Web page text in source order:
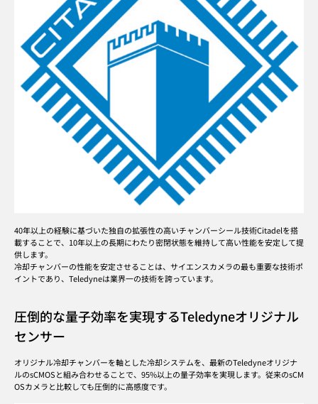
40年以上の経験に基づいた独自の拡張性の高いチャンバーシール技術Citadelを搭
載することで、10年以上の長期にわたり密閉状態を維持して高い性能を安定して提
供します。
冷却チャンバーの性能を安定させることは、サイエンスカメラの最も重要な技術ポ
イントであり、Teledyneは業界一の技術を誇っています。
圧倒的な量子効率を実現するTeledyneオリジナル
センサー
オリジナル冷却チャンバーを軸とした冷却システムを、最新のTeledyneオリジナ
ルのsCMOSと組み合わせることで、95%以上の量子効率を実現します。従来のsCM
OSカメラと比較しても圧倒的に高感度です。